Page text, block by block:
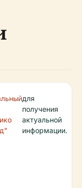
для
получения
актуальной
информации.